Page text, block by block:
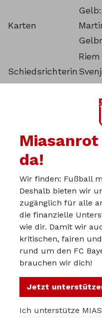
Karten
Schiedsrichterin
2.825
Tags:
Caro Abbé
Herbstmeister Sara
da!
Wir finden: Fußball
Deshalb bieten wir
zugänglich für alle
die finanzielle
wie dir. Damit wir
kritischen, fairen
rund um den FC
brauchen wir dich!
Jetzt
Ich unterstütze